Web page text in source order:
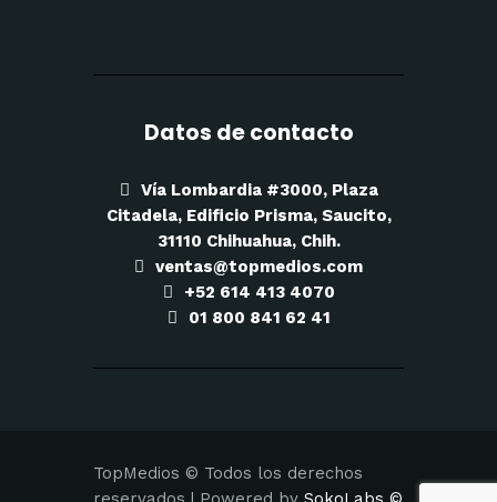
Datos de contacto
Vía Lombardia #3000, Plaza
Citadela, Edificio Prisma, Saucito,
31110 Chihuahua, Chih.
ventas@topmedios.com
+52 614 413 4070
01 800 841 62 41
TopMedios © Todos los derechos